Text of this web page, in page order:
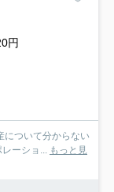
円
について分からない
ーショ... もっと見